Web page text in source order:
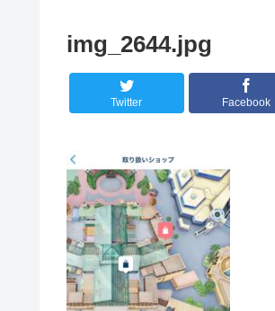
img_2644.jpg
Twitter Facebook